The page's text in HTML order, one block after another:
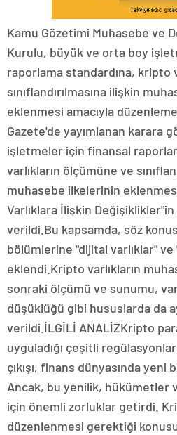
Kamu Gözetimi Muhasebe ve
Kurulu, büyük ve orta boy
raporlama standardına, kripto
sınıflandırılmasına ilişkin
eklenmesi amacıyla
Gazete'de yayımlanan karara
işletmeler için finansal
varlıkların ölçümüne ve
muhasebe ilkelerinin
Varlıklara İlişkin Değişiklikler"in
verildi.Bu kapsamda, söz
bölümlerine "dijital varlıklar" ve
eklendi.Kripto varlıkların
sonraki ölçümü ve sunumu,
düşüklüğü gibi hususlarda da
verildi.İLGİLİ ANALİZKripto
uyguladığı çeşitli
çıkışı, finans dünyasında yeni
Ancak, bu yenilik, hükümetler
için önemli zorluklar getirdi.
düzenlenmesi gerektiği